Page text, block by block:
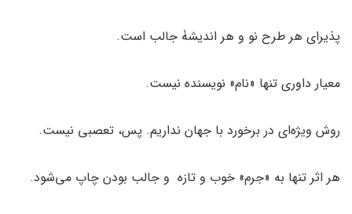
پذیرای هر طرح نو و هر اندیشۀ جالب است.
معیار داوری تنها «نام» نویسنده نیست.
روش ویژه‌ای در برخورد با جهان نداریم. پس، تعصبی نیست.
هر اثر تنها به «جرم» خوب و تازه و جالب بودن چاپ می‌شود.